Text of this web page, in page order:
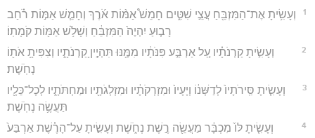
1
וְעָשִׂ֥יתָ אֶת־הַמִּזְבֵּ֖חַ עֲצֵ֣י שִׁטִּ֑ים חָמֵשׁ֩ אַמּ֨וֹת אֹ֜רֶךְ וְחָמֵ֧שׁ אַמּ֣וֹת רֹ֗חַב
רָב֤וּעַ יִהְיֶה֙ הַמִּזְבֵּ֔חַ וְשָׁלֹ֥שׁ אַמּ֖וֹת קֹמָתֽוֹ׃
2
וְעָשִׂ֣יתָ קַרְנֹתָ֗יו עַ֚ל אַרְבַּ֣ע פִּנֹּתָ֔יו מִמֶּ֖נּוּ תִּהְיֶ֣יןָ קַרְנֹתָ֑יו וְצִפִּיתָ֥ אֹת֖וֹ
נְחֹֽשֶׁת׃
3
וְעָשִׂ֤יתָ סִּֽירֹתָיו֙ לְדַשְּׁנ֔וֹ וְיָעָיו֙ וּמִזְרְקֹתָ֔יו וּמִזְלְגֹתָ֖יו וּמַחְתֹּתָ֑יו לְכָל־כֵּלָ֖יו
תַּעֲשֶׂ֥ה נְחֹֽשֶׁת׃
4
וְעָשִׂ֤יתָ לּוֹ֙ מִכְבָּ֔ר מַעֲשֵׂ֖ה רֶ֣שֶׁת נְחֹ֑שֶׁת וְעָשִׂ֣יתָ עַל־הָרֶ֗שֶׁת אַרְבַּע֙